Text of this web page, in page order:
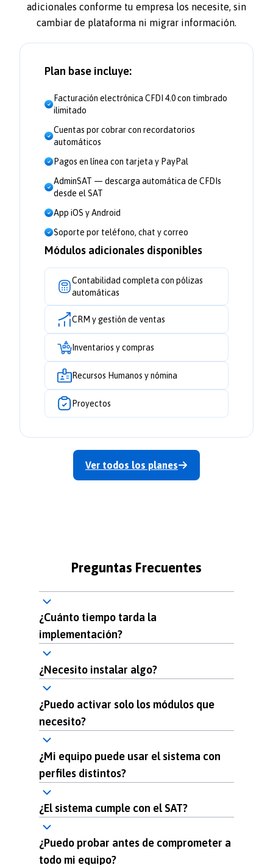
adicionales conforme tu empresa los necesite, sin
cambiar de plataforma ni migrar información.
Plan base incluye:
Facturación electrónica CFDI 4.0 con timbrado
ilimitado
Cuentas por cobrar con recordatorios
automáticos
Pagos en línea con tarjeta y PayPal
AdminSAT — descarga automática de CFDIs
desde el SAT
App iOS y Android
Soporte por teléfono, chat y correo
Módulos adicionales disponibles
Contabilidad completa con pólizas
automáticas
CRM y gestión de ventas
Inventarios y compras
Recursos Humanos y nómina
Proyectos
Ver todos los planes
Preguntas Frecuentes
¿Cuánto tiempo tarda la
implementación?
¿Necesito instalar algo?
¿Puedo activar solo los módulos que
necesito?
¿Mi equipo puede usar el sistema con
perfiles distintos?
¿El sistema cumple con el SAT?
¿Puedo probar antes de comprometer a
todo mi equipo?